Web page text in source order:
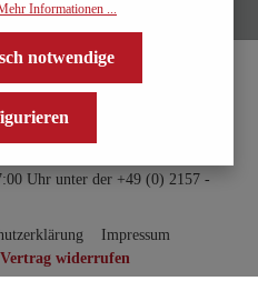
Uhr unter der +49 (0) 2157 -
Impressum
Vertrag widerrufen
Informationen ...
notwendige